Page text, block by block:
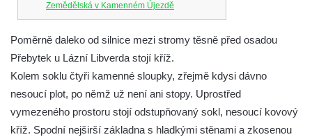
Zemědělská v Kamenném Újezdě
v Kamenném Újezdě
Kříž na křižovatce ulic 5. května a Dělnická
v Kamenném Újezdě
Kříž v Dělnické ulici v Kamenném Újezdě
Boží muka na křižovatce ulic Latrán a K
Poměrně daleko od silnice mezi stromy těsně před osadou
Přebytek u Lázní Libverda stojí kříž.
Kolem soklu čtyři kamenné sloupky, zřejmě kdysi dávno
nesoucí plot, po němž už není ani stopy. Uprostřed
vymezeného prostoru stojí odstupňovaný sokl, nesoucí kovový
kříž. Spodní nejširší základna s hladkými stěnami a zkosenou